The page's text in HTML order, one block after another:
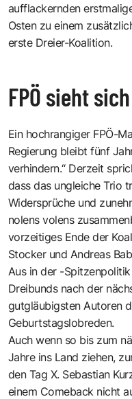
aufflackernden
Osten zu einem
erste Dreier-Koalition.
FPÖ sieht
Ein hochrangiger FPÖ-
Regierung bleibt fünf
verhindern.“ Derzeit
dass das ungleiche Trio
Widersprüche und
nolens volens
vorzeitiges Ende der
Stocker und Andreas
Aus in der -
Dreibunds nach der
gutgläubigsten Autoren
Geburtstagslobreden.
Auch wenn so bis zum
Jahre ins Land ziehen,
den Tag X. Sebastian
einem Comeback nicht